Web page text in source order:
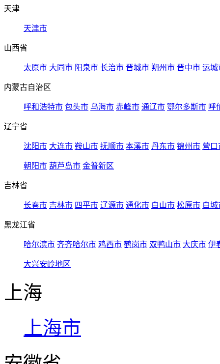
天津
天津市
山西省
太原市 大同市 阳泉市 长治市 晋城市 朔州市 晋中市 运城
内蒙古自治区
呼和浩特市 包头市 乌海市 赤峰市 通辽市 鄂尔多斯市 呼
辽宁省
沈阳市 大连市 鞍山市 抚顺市 本溪市 丹东市 锦州市 营口
朝阳市 葫芦岛市 金普新区
吉林省
长春市 吉林市 四平市 辽源市 通化市 白山市 松原市 白城
黑龙江省
哈尔滨市 齐齐哈尔市 鸡西市 鹤岗市 双鸭山市 大庆市 伊
大兴安岭地区
上海
上海市